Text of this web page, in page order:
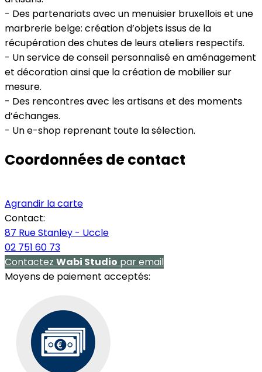
- Des partenariats avec un menuisier bruxellois et une
marbrerie belge: création d’objets issus de la
récupération des chutes de leurs ateliers respectifs.
- Un service de conseil personnalisé en aménagement
et décoration ainsi que la création de mobilier sur
mesure.
- Des rencontres avec les artisans et des moments
d’échanges.
- Un e-shop reprenant toute la sélection.
Coordonnées de contact
Agrandir la carte
Contact:
87 Rue Stanley - Uccle
02 751 60 73
Contactez Wabi Studio par email
Moyens de paiement acceptés: